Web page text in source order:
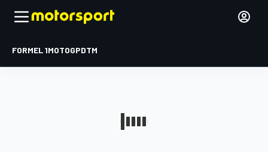
FORMEL 1MOTOGPDTM